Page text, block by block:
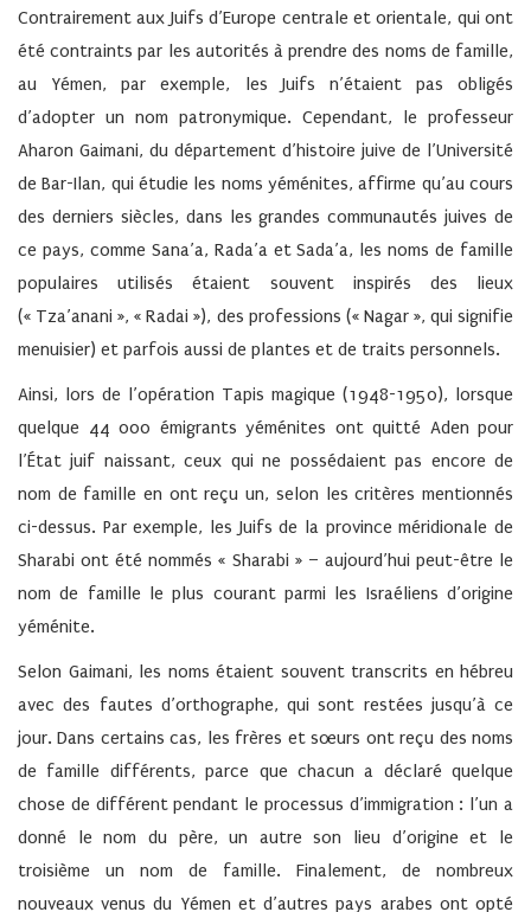
Contrairement aux Juifs d’Europe centrale et orientale, qui ont
été contraints par les autorités à prendre des noms de famille,
au Yémen, par exemple, les Juifs n’étaient pas obligés
d’adopter un nom patronymique. Cependant, le professeur
Aharon Gaimani, du département d’histoire juive de l’Université
de Bar-Ilan, qui étudie les noms yéménites, affirme qu’au cours
des derniers siècles, dans les grandes communautés juives de
ce pays, comme Sana’a, Rada’a et Sada’a, les noms de famille
populaires utilisés étaient souvent inspirés des lieux
(« Tza’anani », « Radai »), des professions (« Nagar », qui signifie
menuisier) et parfois aussi de plantes et de traits personnels.
Ainsi, lors de l’opération Tapis magique (1948-1950), lorsque
quelque 44 000 émigrants yéménites ont quitté Aden pour
l’État juif naissant, ceux qui ne possédaient pas encore de
nom de famille en ont reçu un, selon les critères mentionnés
ci-dessus. Par exemple, les Juifs de la province méridionale de
Sharabi ont été nommés « Sharabi » – aujourd’hui peut-être le
nom de famille le plus courant parmi les Israéliens d’origine
yéménite.
Selon Gaimani, les noms étaient souvent transcrits en hébreu
avec des fautes d’orthographe, qui sont restées jusqu’à ce
jour. Dans certains cas, les frères et sœurs ont reçu des noms
de famille différents, parce que chacun a déclaré quelque
chose de différent pendant le processus d’immigration : l’un a
donné le nom du père, un autre son lieu d’origine et le
troisième un nom de famille. Finalement, de nombreux
nouveaux venus du Yémen et d’autres pays arabes ont opté